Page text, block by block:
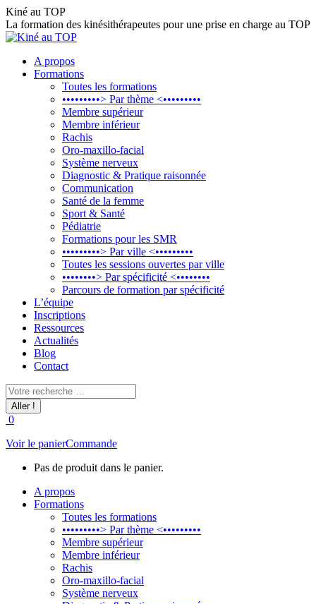
Aller
au
contenu
Kiné au TOP
La formation des kinésithérapeutes pour une prise en charge au TOP
A propos
Formations
Toutes les formations
•••••••••> Par thème <•••••••••
Membre supérieur
Membre inférieur
Rachis
Oro-maxillo-facial
Système nerveux
Diagnostic & Pratique raisonnée
Communication
Santé de la femme
Sport & Santé
Pédiatrie
Formations pour les SMR
•••••••••> Par ville <•••••••••
Toutes les sessions ouvertes par ville
••••••••> Par spécificité <••••••••
Parcours de formation par spécificité
L’équipe
Inscriptions
Ressources
Actualités
Blog
Contact
Recherche
:
0
Voir le panierCommande
Pas de produit dans le panier.
A propos
Formations
Toutes les formations
•••••••••> Par thème <•••••••••
Membre supérieur
Membre inférieur
Rachis
Oro-maxillo-facial
Système nerveux